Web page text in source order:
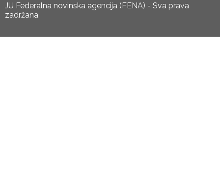
JU Federalna novinska agencija (FENA) - Sva prava
zadržana